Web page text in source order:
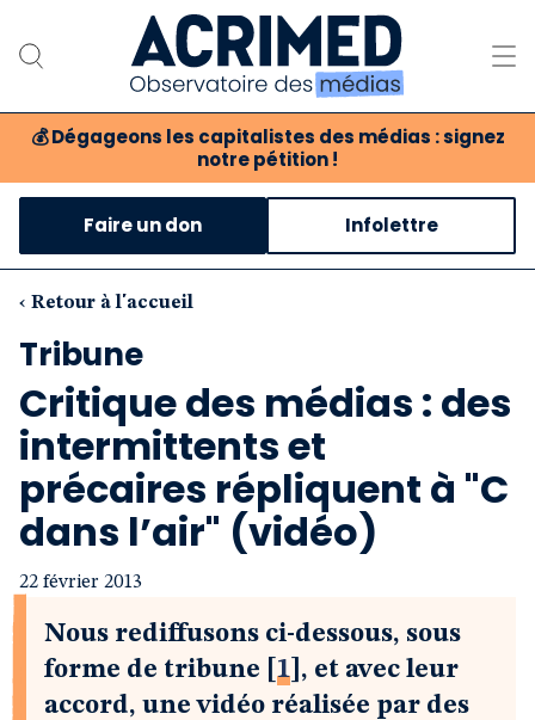
💰 Dégageons les capitalistes des médias : signez
notre pétition !
Notre association
Notre critique des médias
Nos propositions
Boutique
Faire un don Infolettre
‹ Retour à l'accueil
Tribune
Critique des médias : des
intermittents et
précaires répliquent à "C
dans l’air" (vidéo)
22 février 2013
Nous rediffusons ci-dessous, sous
forme de tribune
1 , et avec leur
accord, une vidéo réalisée par des